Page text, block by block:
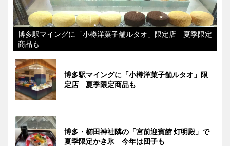
博多駅マイングに「小樽洋菓子舗ルタオ」限定店 夏季限定
商品も
博多駅マイングに「小樽洋菓子舗ルタオ」限
定店 夏季限定商品も
博多・櫛田神社隣の「宮前迎賓館 灯明殿」で
夏季限定かき氷 今年は団子も